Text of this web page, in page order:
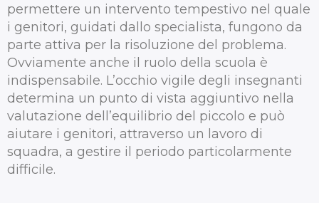
permettere un intervento tempestivo nel quale
i genitori, guidati dallo specialista, fungono da
parte attiva per la risoluzione del problema.
Ovviamente anche il ruolo della scuola è
indispensabile. L’occhio vigile degli insegnanti
determina un punto di vista aggiuntivo nella
valutazione dell’equilibrio del piccolo e può
aiutare i genitori, attraverso un lavoro di
squadra, a gestire il periodo particolarmente
difficile.